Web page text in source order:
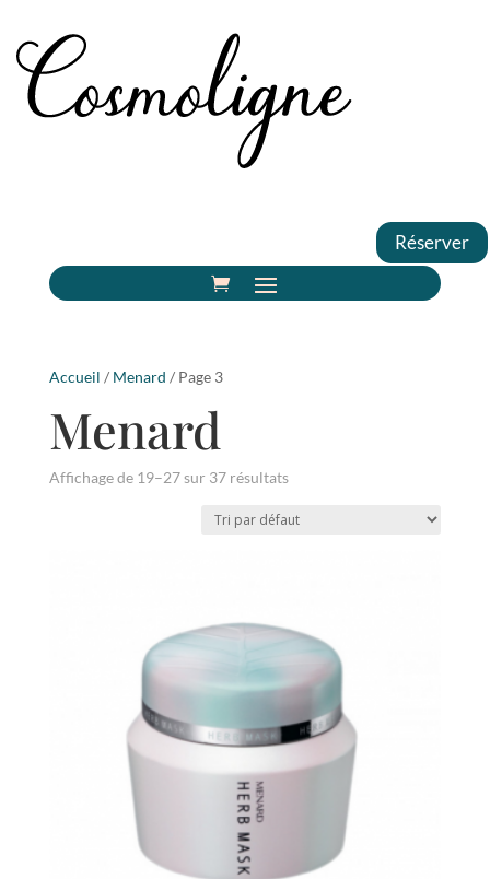
Réserver
Accueil / Menard / Page 3
Menard
Affichage de 19–27 sur 37 résultats